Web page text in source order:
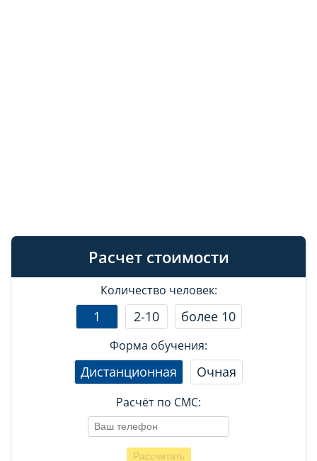
Расчет стоимости
Количество человек:
1 2-10 более 10
Форма обучения:
Дистанционная Очная
Расчёт по СМС: